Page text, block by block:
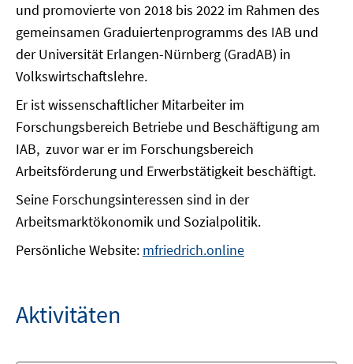
und promovierte von 2018 bis 2022 im Rahmen des
gemeinsamen Graduiertenprogramms des IAB und
der Universität Erlangen-Nürnberg (GradAB) in
Volkswirtschaftslehre.
Er ist wissenschaftlicher Mitarbeiter im
Forschungsbereich Betriebe und Beschäftigung am
IAB, zuvor war er im Forschungsbereich
Arbeitsförderung und Erwerbstätigkeit beschäftigt.
Seine Forschungsinteressen sind in der
Arbeitsmarktökonomik und Sozialpolitik.
Persönliche Website: mfriedrich.online
Aktivitäten